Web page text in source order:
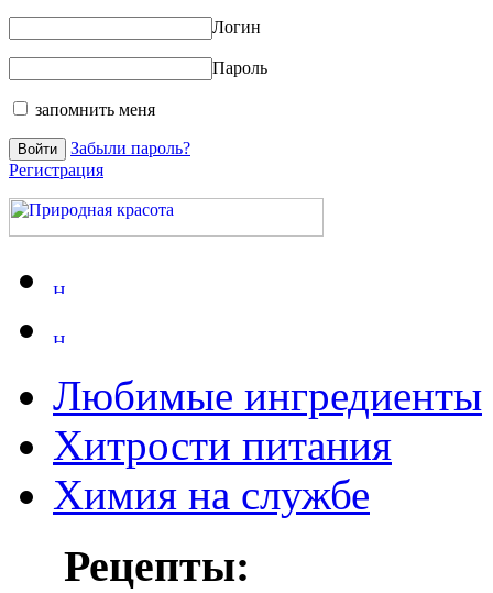
Логин
Пароль
запомнить меня
Забыли пароль?
Регистрация
Любимые ингредиенты
Хитрости питания
Химия на службе
Рецепты: